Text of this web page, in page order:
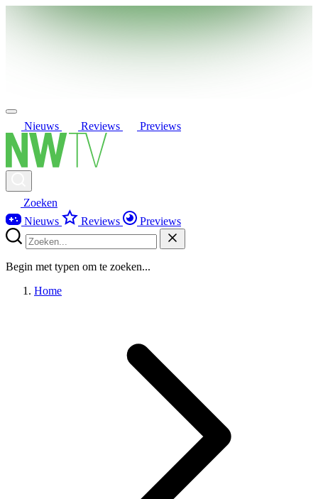
Nieuws Reviews Previews
Zoeken
Nieuws
Reviews Previews
Begin met typen om te zoeken...
Home